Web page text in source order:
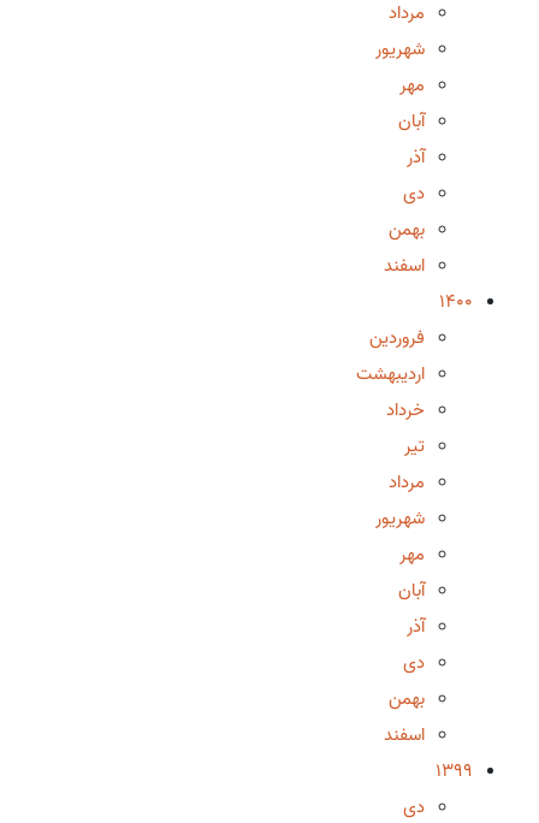
مرداد
شهریور
مهر
آبان
آذر
دی
بهمن
اسفند
1400
فروردین
اردیبهشت
خرداد
تیر
مرداد
شهریور
مهر
آبان
آذر
دی
بهمن
اسفند
1399
دی